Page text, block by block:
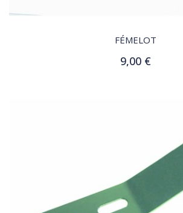
FÉMELOT
9,00 €
Ajouter au panier